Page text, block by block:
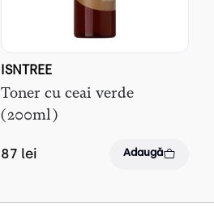
ISNTREE
Toner cu ceai verde
(200ml)
87 lei Adaugă